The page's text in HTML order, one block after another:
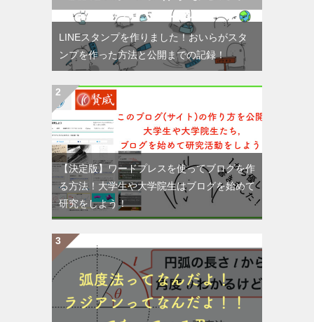
LINEスタンプを作りました！おいらがスタ
ンプを作った方法と公開までの記録！
【決定版】ワードプレスを使ってブログを作
る方法！大学生や大学院生はブログを始めて
研究をしよう！